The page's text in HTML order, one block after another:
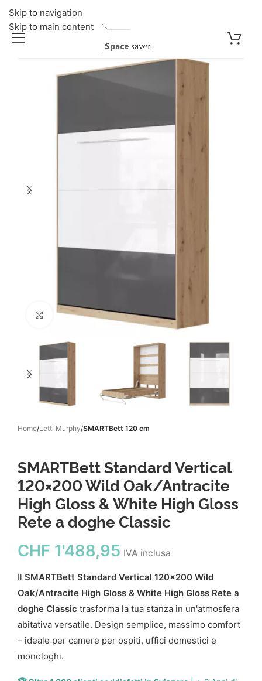
Skip to navigation
Skip to main content
Click to enlarge
Home Letti Murphy SMARTBett 120 cm
SMARTBett Standard Vertical
120×200 Wild Oak/Antracite
High Gloss & White High Gloss
Rete a doghe Classic
CHF 1'488,95 IVA inclusa
Il SMARTBett Standard Vertical 120x200 Wild
Oak/Antracite High Gloss & White High Gloss Rete a
doghe Classic trasforma la tua stanza in un'atmosfera
abitativa versatile. Design semplice, massimo comfort
– ideale per camere per ospiti, uffici domestici e
monologhi.